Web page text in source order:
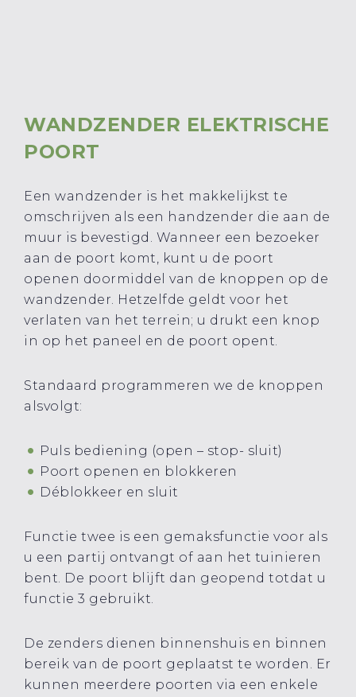
WANDZENDER ELEKTRISCHE
POORT
Een wandzender is het makkelijkst te
omschrijven als een handzender die aan de
muur is bevestigd. Wanneer een bezoeker
aan de poort komt, kunt u de poort
openen doormiddel van de knoppen op de
wandzender. Hetzelfde geldt voor het
verlaten van het terrein; u drukt een knop
in op het paneel en de poort opent.
Standaard programmeren we de knoppen
alsvolgt:
Puls bediening (open – stop- sluit)
Poort openen en blokkeren
Déblokkeer en sluit
Functie twee is een gemaksfunctie voor als
u een partij ontvangt of aan het tuinieren
bent. De poort blijft dan geopend totdat u
functie 3 gebruikt.
De zenders dienen binnenshuis en binnen
bereik van de poort geplaatst te worden. Er
kunnen meerdere poorten via een enkele